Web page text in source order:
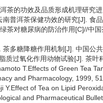
茶的功效及品质形成机理研究
普洱茶保健功效的研究[J]. 食
茶对糖尿病的防治作用[C]//中
多糖降糖作用机制[J]. 中国公
质过氧化作用动物试验[J]. 茶叶
T.Effects of Green Tea
and Pharmacology, 1999,
Y.Effect of Tea on Lipid
and Pharmaceutical